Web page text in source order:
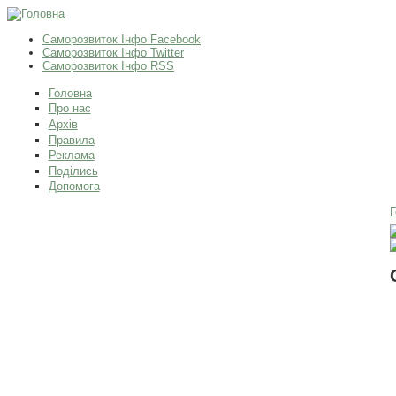
Саморозвиток Інфо Facebook
Саморозвиток Інфо Twitter
Саморозвиток Інфо RSS
Головна
Про нас
Архів
Правила
Реклама
Поділись
Допомога